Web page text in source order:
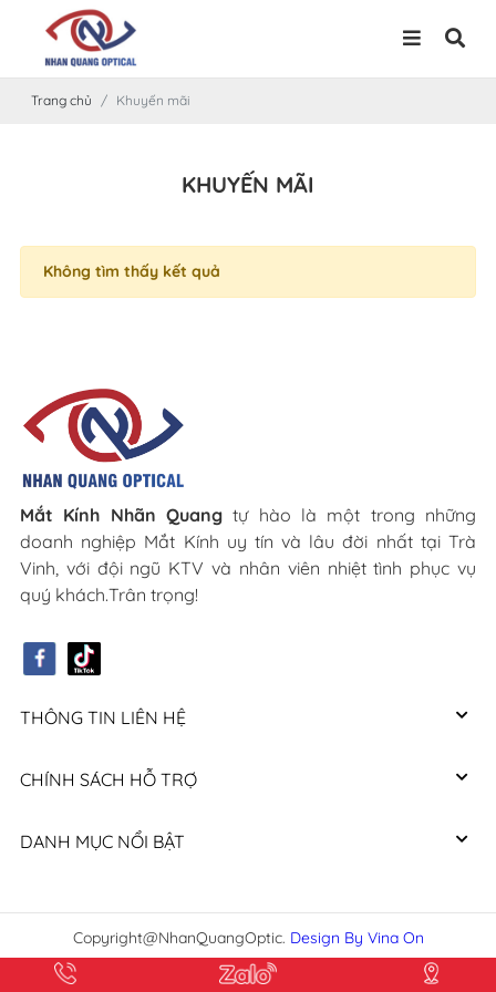
Trang chủ Khuyến mãi
KHUYẾN MÃI
Không tìm thấy kết quả
Mắt Kính Nhãn Quangtự hào là một trong những
doanh nghiệp Mắt Kính uy tín và lâu đời nhất tại Trà
Vinh, với đội ngũ KTV và nhân viên nhiệt tình phục vụ
quý khách.Trân trọng!
THÔNG TIN LIÊN HỆ
CHÍNH SÁCH HỖ TRỢ
DANH MỤC NỔI BẬT
Copyright@NhanQuangOptic. Design By Vina On